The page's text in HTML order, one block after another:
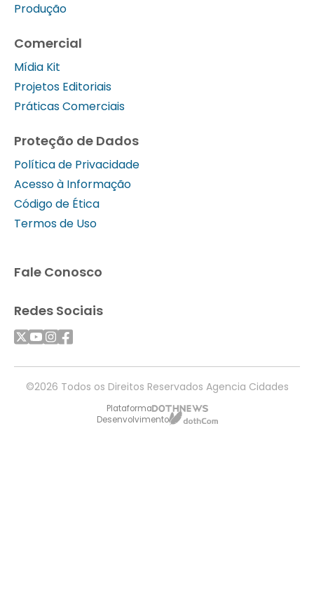
Produção
Comercial
Mídia Kit
Projetos Editoriais
Práticas Comerciais
Proteção de Dados
Política de Privacidade
Acesso à Informação
Código de Ética
Termos de Uso
Fale Conosco
Redes Sociais
©2026 Todos os Direitos Reservados Agencia Cidades
Plataforma
Desenvolvimento